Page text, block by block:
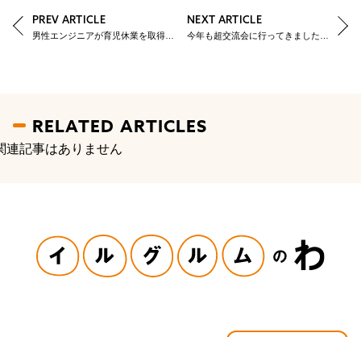
PREV ARTICLE NEXT ARTICLE
RELATED ARTICLES
連記事はありません